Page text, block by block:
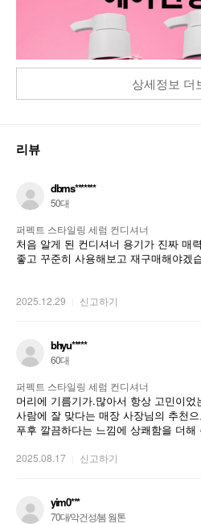
상세정보 더
리뷰
dbms*******
50대
퍼펙트 스타일링 세럼 컨디셔너
처음 알게 된 컨디셔너 용기가 진짜 매
좋고 꾸준히 사용해보고 재구매해야겠
2025.12.29 신고하기
bhyu*****
60대
퍼펙트 스타일링 세럼 컨디셔너
머리에 기름기가.많아서 항상 고민이었는데 기름이
사람에 잘 맞다는 매장 사장님의 추천
푸후 깔끔하다는 느낌에 상쾌함을 더해
2025.08.17 신고하기
yim0***
70대/악건성/봄 웜톤